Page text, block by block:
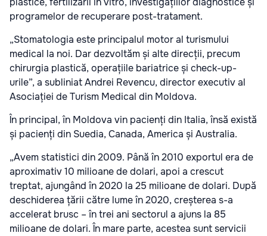
programelor de recuperare post-tratament.
„Stomatologia este principalul motor al turismului
medical la noi. Dar dezvoltăm și alte direcții, precum
chirurgia plastică, operațiile bariatrice și check-up-
urile”, a subliniat Andrei Revencu, director executiv al
Asociației de Turism Medical din Moldova.
În principal, în Moldova vin pacienți din Italia, însă există
și pacienți din Suedia, Canada, America și Australia.
„Avem statistici din 2009. Până în 2010 exportul era de
aproximativ 10 milioane de dolari, apoi a crescut
treptat, ajungând în 2020 la 25 milioane de dolari. După
deschiderea țării către lume în 2020, creșterea s-a
accelerat brusc – în trei ani sectorul a ajuns la 85
milioane de dolari. În mare parte, acestea sunt servicii